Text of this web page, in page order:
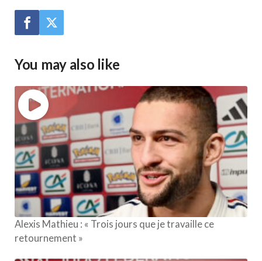
You may also like
Alexis Mathieu : « Trois jours que je travaille ce
retournement »